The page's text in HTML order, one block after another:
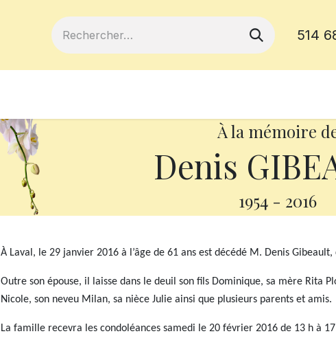
514
À la mémoire
Denis
1954 - 2016
À Laval, le 29 janvier 2016 à l’âge de 61 ans est décédé M. Denis
Outre son épouse, il laisse dans le deuil son fils Dominique, sa mère Rita
Nicole, son neveu Milan, sa nièce Julie ainsi que plusieurs parents et amis.
La famille recevra les condoléances samedi le 20 février 2016 de 13 h à